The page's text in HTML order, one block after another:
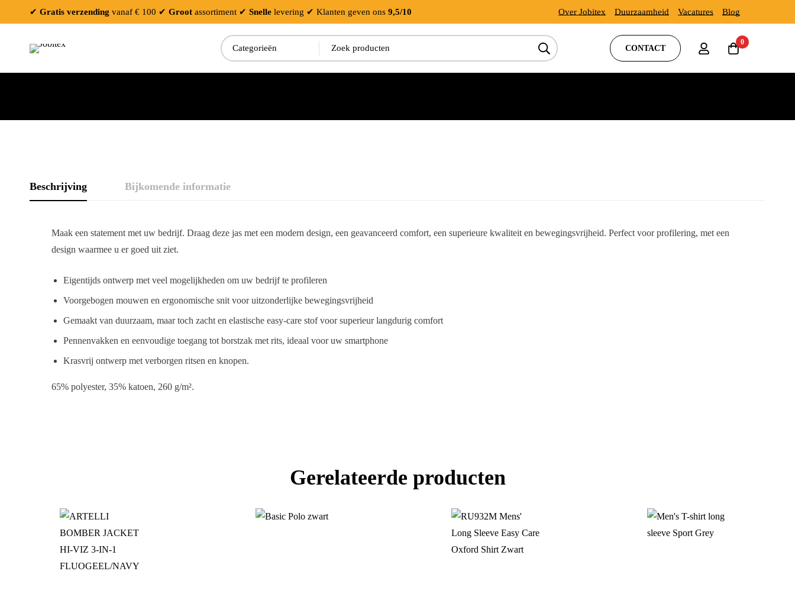
✔ Gratis verzending vanaf € 100 ✔ Groot assortiment ✔ Snelle levering ✔ Klanten geven ons 9,5/10 Over Jobitex Duurzaamheid Vacatures Blog
CONTACT
0
Beschrijving Bijkomende informatie
Maak een statement met uw bedrijf. Draag deze jas met een modern design, een geavanceerd comfort, een superieure kwaliteit en bewegingsvrijheid. Perfect voor profilering, met een
design waarmee u er goed uit ziet.
Eigentijds ontwerp met veel mogelijkheden om uw bedrijf te profileren
Voorgebogen mouwen en ergonomische snit voor uitzonderlijke bewegingsvrijheid
Gemaakt van duurzaam, maar toch zacht en elastische easy-care stof voor superieur langdurig comfort
Pennenvakken en eenvoudige toegang tot borstzak met rits, ideaal voor uw smartphone
Krasvrij ontwerp met verborgen ritsen en knopen.
65% polyester, 35% katoen, 260 g/m².
Gerelateerde producten